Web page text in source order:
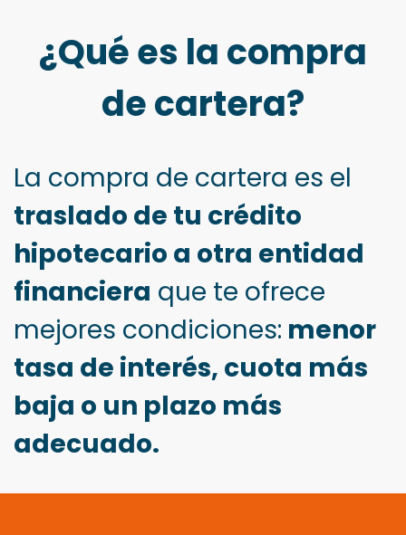
¿Qué es la compra
de cartera?
La compra de cartera es el
traslado de tu crédito
hipotecario a otra entidad
financiera que te ofrece
mejores condiciones: menor
tasa de interés, cuota más
baja o un plazo más
adecuado.